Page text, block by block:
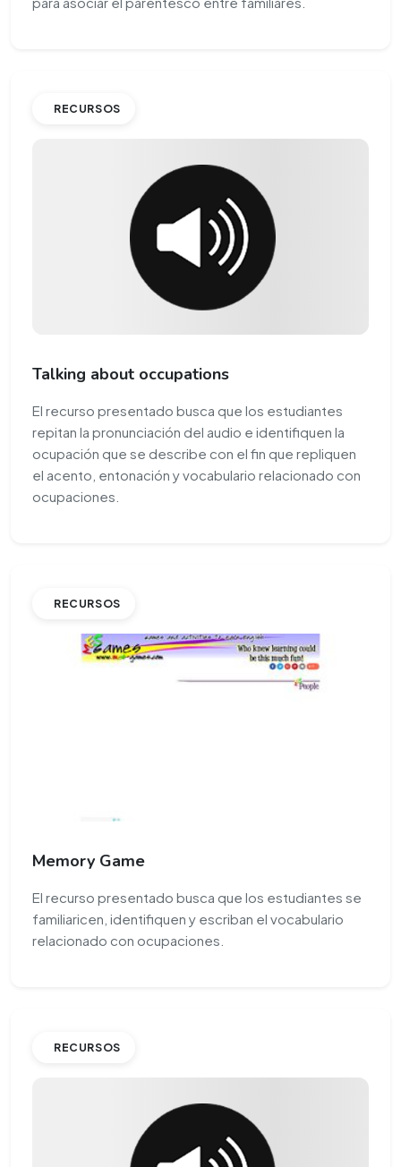
RECURSOS
Talking about occupations
El recurso presentado busca que los estudiantes
repitan la pronunciación del audio e identifiquen la
ocupación que se describe con el fin que repliquen
el acento, entonación y vocabulario relacionado con
ocupaciones.
RECURSOS
Memory Game
El recurso presentado busca que los estudiantes se
familiaricen, identifiquen y escriban el vocabulario
relacionado con ocupaciones.
RECURSOS